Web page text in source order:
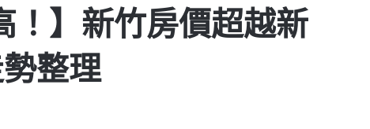
！】新竹房價超越新
整理